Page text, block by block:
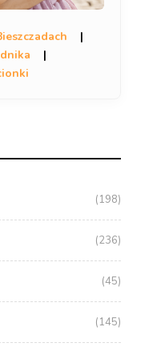
|
|
(198)
(236)
(45)
(145)